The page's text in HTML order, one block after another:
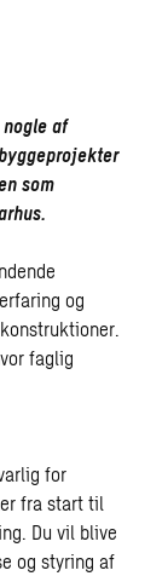
af
som
og
faglig
for
fra start til
Du vil blive
og styring af